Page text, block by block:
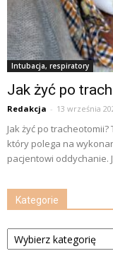
Intubacja, respiratory
Jak żyć po
Redakcja - 13 września
Jak żyć po
który polega na
pacjentowi oddychanie.
Kategorie
Kategorie